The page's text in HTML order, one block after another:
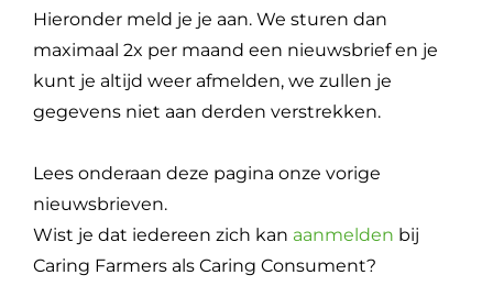
Hieronder meld je je aan. We sturen dan
maximaal 2x per maand een nieuwsbrief en je
kunt je altijd weer afmelden, we zullen je
gegevens niet aan derden verstrekken.
Lees onderaan deze pagina onze vorige
nieuwsbrieven.
Wist je dat iedereen zich kan aanmelden bij
Caring Farmers als Caring Consument?